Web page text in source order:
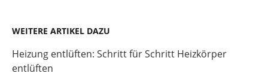
WEITERE ARTIKEL DAZU
Heizung entlüften: Schritt für Schritt Heizkörper
entlüften